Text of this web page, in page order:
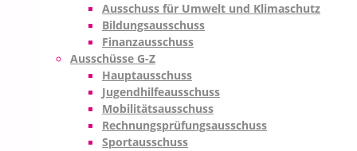
Ausschuss für Umwelt und Klimaschutz
Bildungsausschuss
Finanzausschuss
Ausschüsse G-Z
Hauptausschuss
Jugendhilfeausschuss
Mobilitätsausschuss
Rechnungsprüfungsausschuss
Sportausschuss